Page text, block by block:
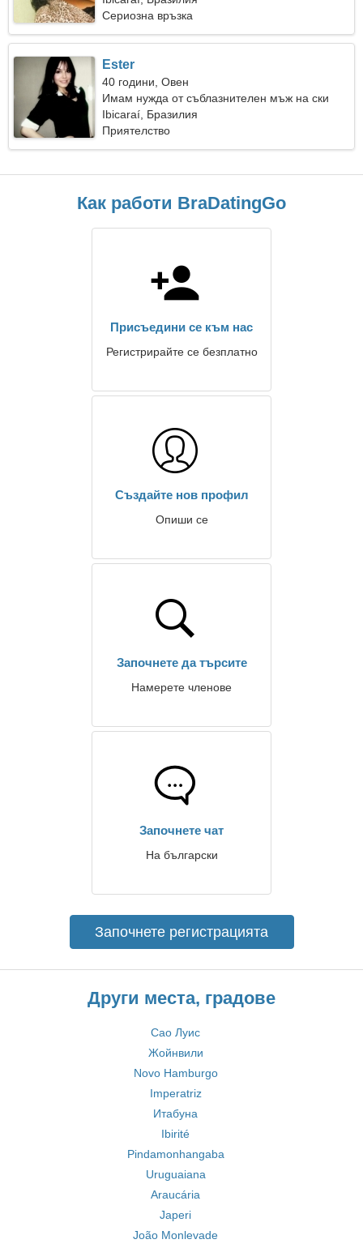
Сериозна връзка
Ester
40 години, Овен
Имам нужда от съблазнителен мъж на ски
Ibicaraí, Бразилия
Приятелство
Как работи BraDatingGo
Присъедини се към нас
Регистрирайте се безплатно
Създайте нов профил
Опиши се
Започнете да търсите
Намерете членове
Започнете чат
На български
Започнете регистрацията
Други места, градове
Сао Луис
Жойнвили
Novo Hamburgo
Imperatriz
Итабуна
Ibirité
Pindamonhangaba
Uruguaiana
Araucária
Japeri
João Monlevade